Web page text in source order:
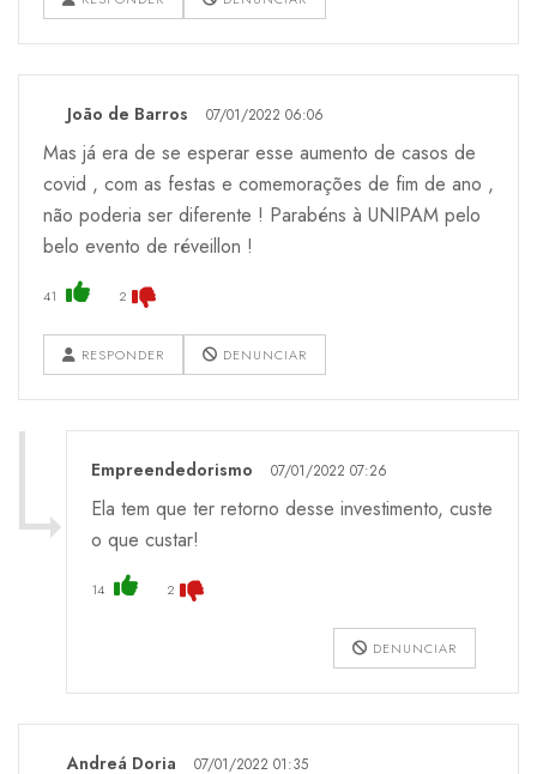
João de Barros 07/01/2022 06:06
Mas já era de se esperar esse aumento de casos de
covid , com as festas e comemorações de fim de ano ,
não poderia ser diferente ! Parabéns à UNIPAM pelo
belo evento de réveillon !
41 2
RESPONDER DENUNCIAR
Empreendedorismo 07/01/2022 07:26
Ela tem que ter retorno desse investimento, custe
o que custar!
14 2
DENUNCIAR
Andreá Doria 07/01/2022 01:35